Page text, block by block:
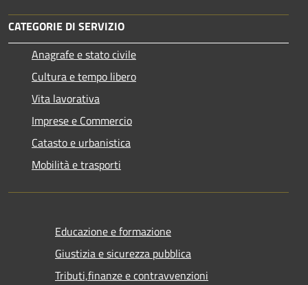
CATEGORIE DI SERVIZIO
Anagrafe e stato civile
Cultura e tempo libero
Vita lavorativa
Imprese e Commercio
Catasto e urbanistica
Mobilità e trasporti
Educazione e formazione
Giustizia e sicurezza pubblica
Tributi,finanze e contravvenzioni